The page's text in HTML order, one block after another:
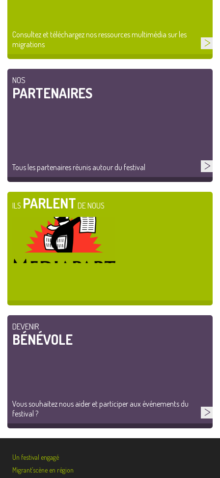
Consultez et téléchargez nos ressources multimédia sur les
migrations
NOS
PARTENAIRES
Tous les partenaires réunis autour du festival
ILS PARLENT DE NOUS
DEVENIR
BÉNÉVOLE
Vous souhaitez nous aider et participer aux événements du
festival ?
Un festival engagé
Migrant’scène en région